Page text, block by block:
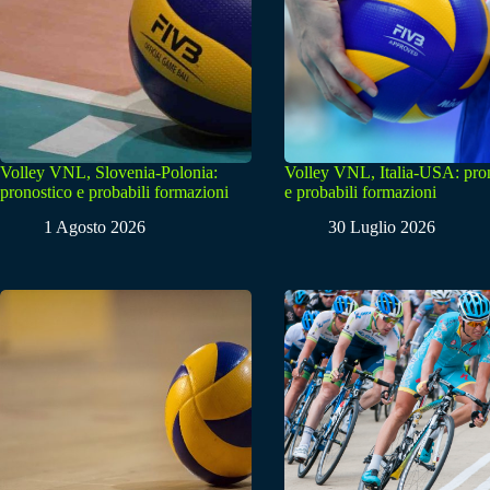
Volley VNL, Slovenia-Polonia:
pronostico e probabili formazioni
1 Agosto 2026
Volley VNL, Italia-USA:
e probabili formazioni
30 Luglio 2026